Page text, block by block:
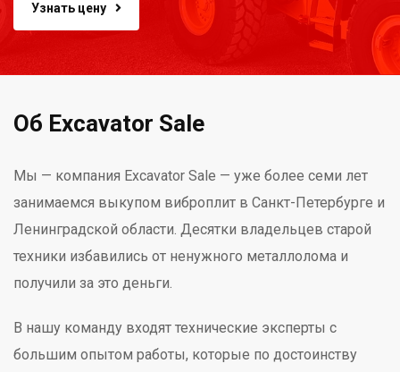
Узнать цену
Об Excavator Sale
Мы — компания Excavator Sale — уже более семи лет
занимаемся выкупом виброплит в Санкт-Петербурге и
Ленинградской области. Десятки владельцев старой
техники избавились от ненужного металлолома и
получили за это деньги.
В нашу команду входят технические эксперты с
большим опытом работы, которые по достоинству